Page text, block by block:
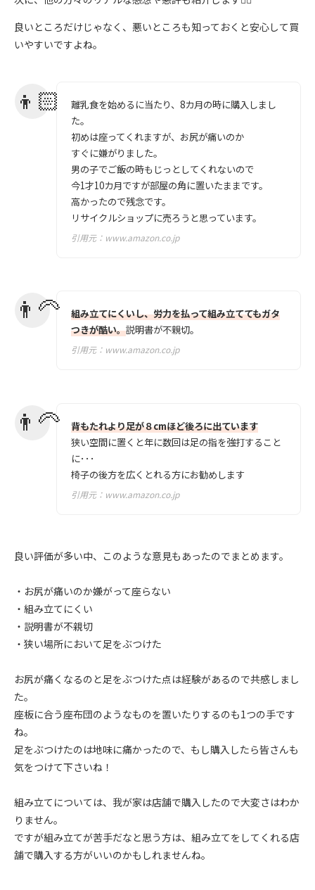
良いところだけじゃなく、悪いところも知っておくと安心して買
いやすいですよね。
離乳食を始めるに当たり、8カ月の時に購入しまし
た。
初めは座ってくれますが、お尻が痛いのか
すぐに嫌がりました。
男の子でご飯の時もじっとしてくれないので
今1才10カ月ですが部屋の角に置いたままです。
高かったので残念です。
リサイクルショップに売ろうと思っています。
引用元： www.amazon.co.jp
組み立てにくいし、労力を払って組み立ててもガタ
つきが酷い。説明書が不親切。
引用元： www.amazon.co.jp
背もたれより足が８cmほど後ろに出ています
狭い空間に置くと年に数回は足の指を強打すること
に･･･
椅子の後方を広くとれる方にお勧めします
引用元： www.amazon.co.jp
良い評価が多い中、このような意見もあったのでまとめます。
・お尻が痛いのか嫌がって座らない
・組み立てにくい
・説明書が不親切
・狭い場所において足をぶつけた
お尻が痛くなるのと足をぶつけた点は経験があるので共感しまし
た。
座板に合う座布団のようなものを置いたりするのも1つの手です
ね。
足をぶつけたのは地味に痛かったので、もし購入したら皆さんも
気をつけて下さいね！
組み立てについては、我が家は店舗で購入したので大変さはわか
りません。
ですが組み立てが苦手だなと思う方は、組み立てをしてくれる店
舗で購入する方がいいのかもしれませんね。